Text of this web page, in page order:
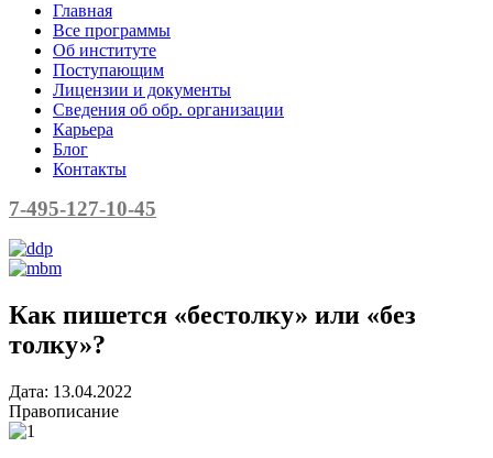
Главная
Все программы
Об институте
Поступающим
Лицензии и документы
Сведения об обр. организации
Карьера
Блог
Контакты
7-495-127-10-45
Как пишется «бестолку» или «без
толку»?
Дата: 13.04.2022
Правописание